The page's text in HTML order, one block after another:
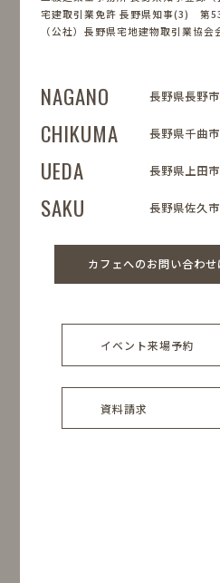
宅建取引業免許 長野県知事(3) 第
（公社）長野県宅地建物取引業協会
NAGANO 長野県長野
CHIKUMA 長野県千曲
UEDA 長野県上田
SAKU 長野県佐久
カフェへのお問い合わせ
イベント来場予約
資料請求